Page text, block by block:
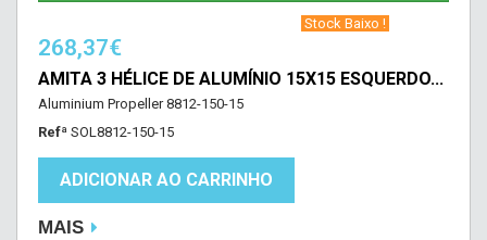
‎ Stock Baixo !‎ ‎
268,37€
AMITA 3 HÉLICE DE ALUMÍNIO 15X15 ESQUERDO...
Aluminium Propeller 8812-150-15
Refª SOL8812-150-15
ADICIONAR AO CARRINHO
MAIS